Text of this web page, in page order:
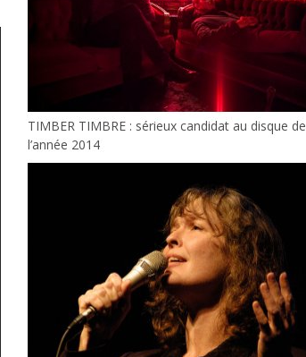
TIMBER TIMBRE : sérieux candidat au disque de
l’année 2014